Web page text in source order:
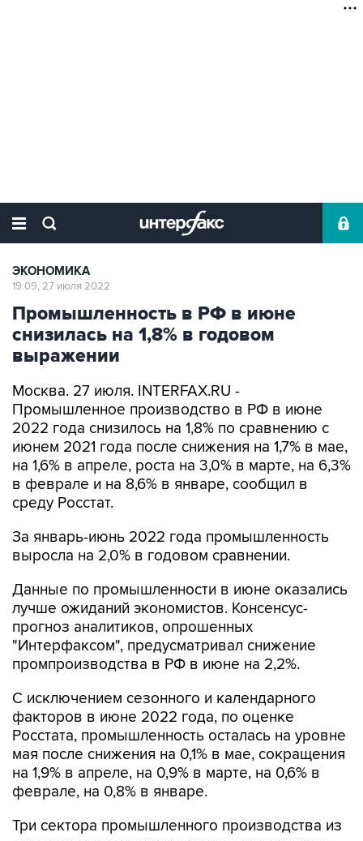
ЭКОНОМИКА
19:09, 27 июля 2022
Промышленность в РФ в июне
снизилась на 1,8% в годовом
выражении
Москва. 27 июля. INTERFAX.RU -
Промышленное производство в РФ в июне
2022 года снизилось на 1,8% по сравнению с
июнем 2021 года после снижения на 1,7% в мае,
на 1,6% в апреле, роста на 3,0% в марте, на 6,3%
в феврале и на 8,6% в январе, сообщил в
среду Росстат.
За январь-июнь 2022 года промышленность
выросла на 2,0% в годовом сравнении.
Данные по промышленности в июне оказались
лучше ожиданий экономистов. Консенсус-
прогноз аналитиков, опрошенных
"Интерфаксом", предусматривал снижение
промпроизводства в РФ в июне на 2,2%.
С исключением сезонного и календарного
факторов в июне 2022 года, по оценке
Росстата, промышленность осталась на уровне
мая после снижения на 0,1% в мае, сокращения
на 1,9% в апреле, на 0,9% в марте, на 0,6% в
феврале, на 0,8% в январе.
Три сектора промышленного производства из